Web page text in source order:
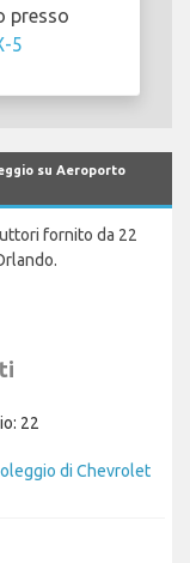
presso
5
su Aeroporto
fornito da 22
22
di Chevrolet